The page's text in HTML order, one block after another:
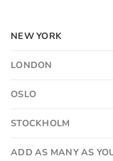
NEW YORK
LONDON
OSLO
STOCKHOLM
ADD AS MANY AS